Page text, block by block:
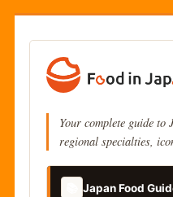
Your complete guide to
regional specialties,
Japan Food